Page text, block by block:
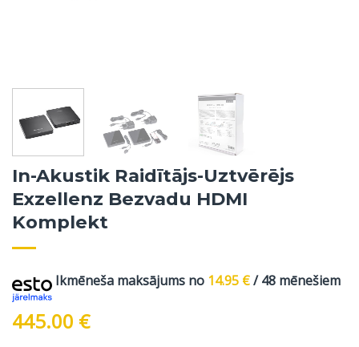
In-Akustik Raidītājs-Uztvērējs
Exzellenz Bezvadu HDMI
Komplekt
Ikmēneša maksājums no 14.95 €/ 48 mēnešiem
445.00 €